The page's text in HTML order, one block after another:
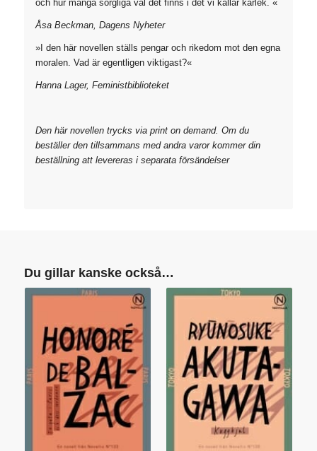
och hur många sorgliga val det finns i det vi kallar kärlek. «
Åsa Beckman, Dagens Nyheter
»I den här novellen ställs pengar och rikedom mot den egna
moralen. Vad är egentligen viktigast?«
Hanna Lager, Feministbiblioteket
Den här novellen trycks via print on demand. Om du
beställer den tillsammans med andra varor kommer din
beställning att levereras i separata försändelser
Du gillar kanske också…